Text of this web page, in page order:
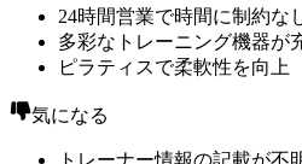
24時間営業で時間に制約な
多彩なトレーニング機器が
ピラティスで柔軟性を向上
気になる
トレーナー情報の記載が不